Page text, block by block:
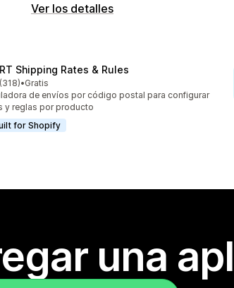
Ver los detalles
Shipping Rates & Rules
5 estrellas
(318) en total
•Gratis
de envíos por código postal para configurar
y reglas por producto
for Shopify
una